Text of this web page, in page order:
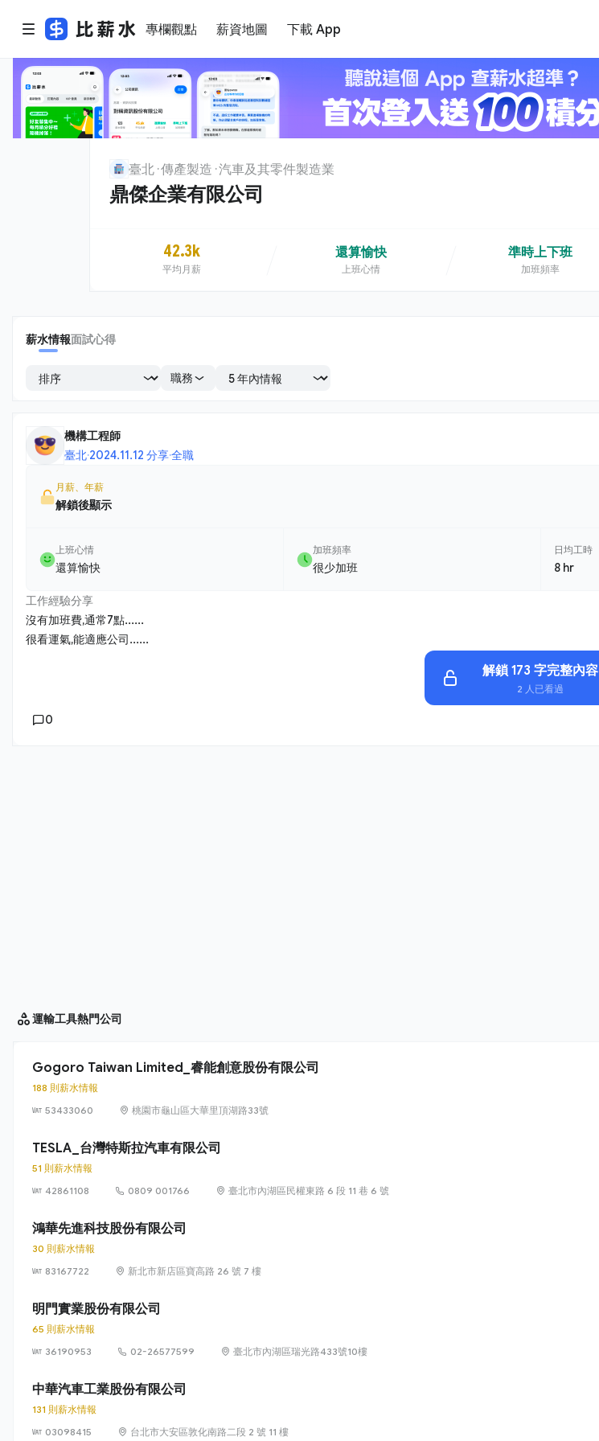
專欄觀點 薪資地圖 下載 App
臺北 傳產製造 汽車及其零件製造業
鼎傑企業有限公司
42.3k
平均月薪
還算愉快
上班心情
準時上下班
加班頻率
薪水情報面試心得
職務
機構工程師
臺北·2024.11.12 分享·全職
月薪、年薪
解鎖後顯示
上班心情
還算愉快
加班頻率
很少加班
日均工時
8 hr
工作經驗分享
沒有加班費,通常7點......
很看運氣,能適應公司......
解鎖 173 字完整內容
2 人已看過
0
運輸工具熱門公司
Gogoro Taiwan Limited_睿能創意股份有限公司
188 則薪水情報
53433060
桃園市龜山區大華里頂湖路33號
TESLA_台灣特斯拉汽車有限公司
51 則薪水情報
42861108
0809 001766 臺北市內湖區民權東路 6 段 11 巷 6 號
鴻華先進科技股份有限公司
30 則薪水情報
83167722
新北市新店區寶高路 26 號 7 樓
明門實業股份有限公司
65 則薪水情報
36190953
02-26577599 臺北市內湖區瑞光路433號10樓
中華汽車工業股份有限公司
131 則薪水情報
03098415
台北市大安區敦化南路二段 2 號 11 樓